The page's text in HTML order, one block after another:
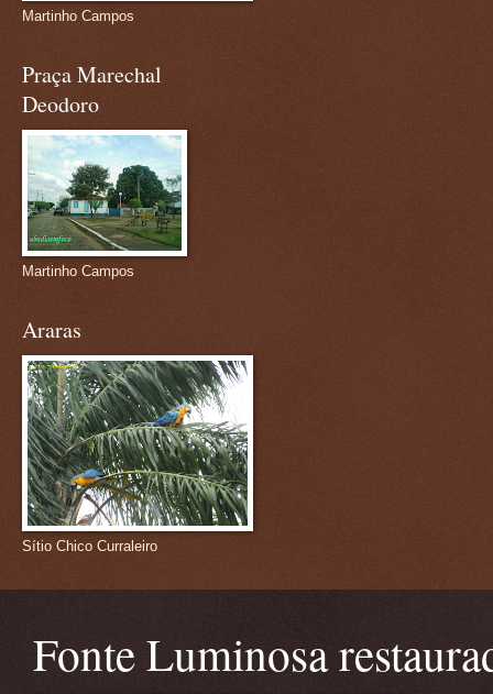
Martinho Campos
Praça Marechal
Deodoro
Martinho Campos
Araras
Sítio Chico Curraleiro
Fonte Luminosa